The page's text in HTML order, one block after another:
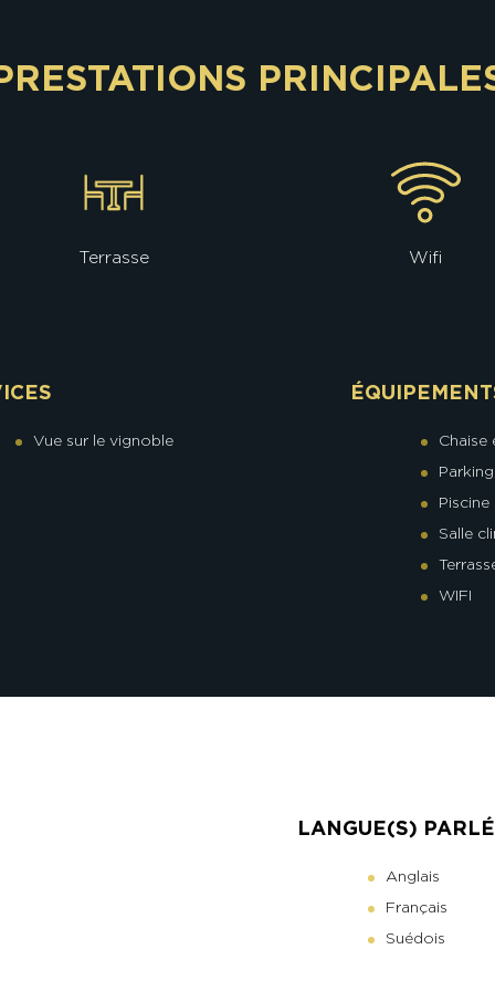
Terrasse Wifi
Vue sur le vignoble
Chaise
Piscine
Salle
WIFI
LANGUE(S)
Anglais
Français
Suédois